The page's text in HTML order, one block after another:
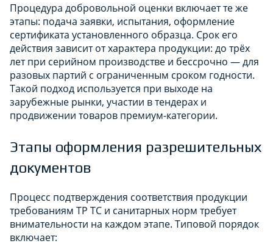
Процедура добровольной оценки включает те же
этапы: подача заявки, испытания, оформление
сертификата установленного образца. Срок его
действия зависит от характера продукции: до трёх
лет при серийном производстве и бессрочно — для
разовых партий с ограниченным сроком годности.
Такой подход используется при выходе на
зарубежные рынки, участии в тендерах и
продвижении товаров премиум-категории.
Этапы оформления разрешительных
документов
Процесс подтверждения соответствия продукции
требованиям ТР ТС и санитарных норм требует
внимательности на каждом этапе. Типовой порядок
включает: